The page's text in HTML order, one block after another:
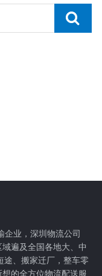
企业，深圳物流公司
遍及全国各地大、中
途、搬家迁厂，整车零
的全方位物流配送服